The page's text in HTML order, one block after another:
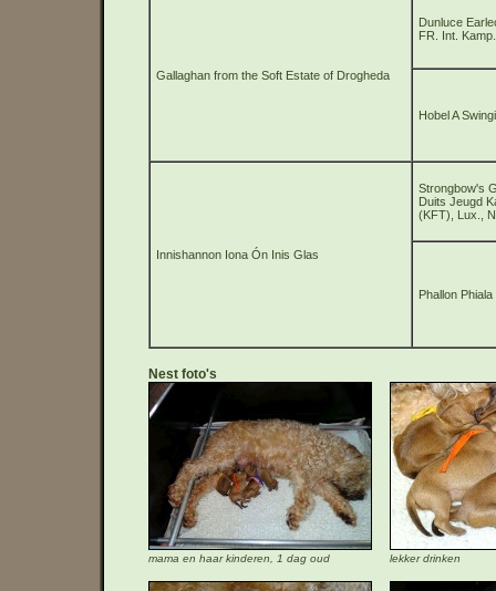
Gallaghan from the Soft Estate of Drogheda
Dunluce
FR. Int. Kamp.
Hobel A
Innishannon Iona Ón Inis Glas
Strongbow's
Duits Jeugd
(KFT), Lux.,
Phallon
Nest foto's
mama en haar kinderen, 1 dag oud lekker drinken